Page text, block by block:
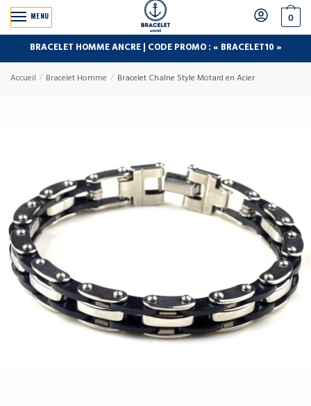
MENU 0
BRACELET HOMME ANCRE | CODE PROMO : « BRACELET10 »
Accueil / Bracelet Homme / Bracelet Chaîne Style Motard en Acier